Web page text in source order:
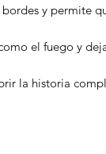
y permite
el fuego y
la historia